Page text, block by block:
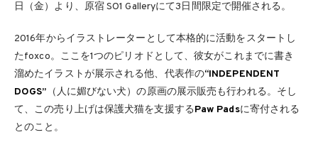
日（金）より、原宿 SO1 Galleryにて3日間限定で開催される。
2016年からイラストレーターとして本格的に活動をスタートし
たfoxco。ここを1つのピリオドとして、彼女がこれまでに書き
溜めたイラストが展示される他、代表作の“INDEPENDENT
DOGS” （人に媚びない犬）の原画の展示販売も行われる。そし
て、この売り上げは保護犬猫を支援するPaw Padsに寄付される
とのこと。